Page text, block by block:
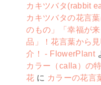
カキツバタ(rabbit
カキツバタの花言
のもの」「幸福が
品」！花言葉から
介！ - FlowerPlant
カラー（calla）の
花 に カラーの花言